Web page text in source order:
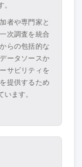
者や専門家と
次調査を統合
らの包括的な
ータソースか
サビリティを
提供するため
ます。